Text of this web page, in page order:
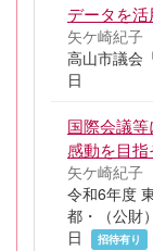
データを
矢ケ崎紀子
高山市議会
日
国際会議
感動を目指
矢ケ崎紀子
令和6年度
都・（公財
日
招待有り